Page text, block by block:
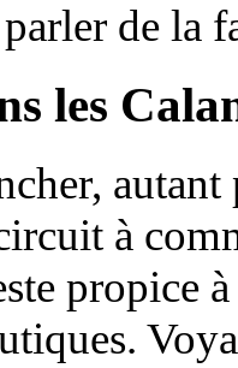
de la
les
autant
à
propice